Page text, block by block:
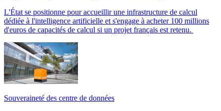
L'État se positionne pour accueillir une infrastructure de calcul
dédiée à l'intelligence artificielle et s'engage à acheter 100 millions
d'euros de capacités de calcul si un projet français est retenu.
Souveraineté des centre de données